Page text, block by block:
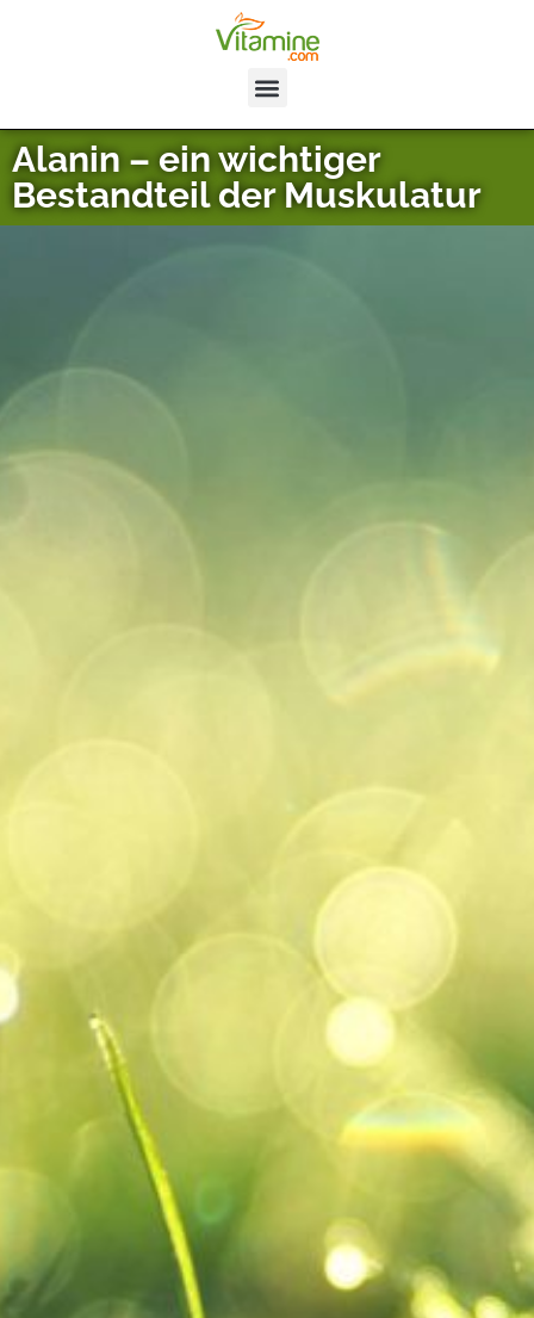
Alanin – ein wichtiger
Bestandteil der Muskulatur